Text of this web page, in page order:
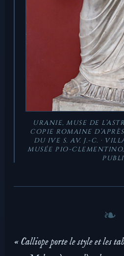
URANIE, MUSE DE
COPIE ROMAINE
DU IVE S. AV. J.-C. ·
MUSÉE PIO-
« Calliope porte le style et les